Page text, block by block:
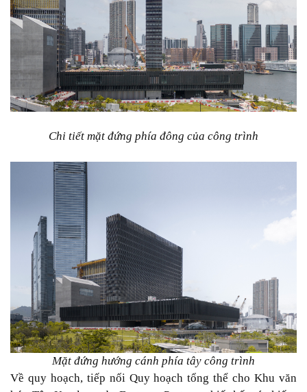
Chi tiết mặt đứng phía đông của công trình
Mặt đứng hướng cánh phía tây công trình
Về quy hoạch, tiếp nối Quy hoạch tổng thể cho Khu văn